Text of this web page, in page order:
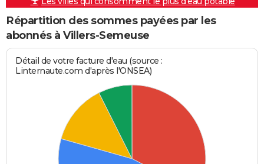
Répartition des sommes payées par les
abonnés à Villers-Semeuse
Détail de votre facture d'eau (source :
Linternaute.com d'après l'ONSEA)